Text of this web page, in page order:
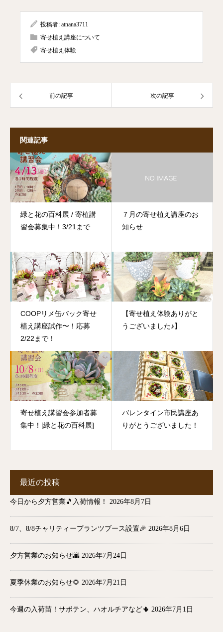
投稿者: atnana3711
寄せ植え講座について
寄せ植え体験
前の記事 次の記事
関連記事
緑と花の百科展 / 寄植講
習会募集中！3/21まで
７月の寄せ植え講座のお
知らせ
COOPリメ缶バック寄せ
植え講座試作〜！応募
2/22まで！
【寄せ植え体験ありがと
うございました♪】
寄せ植え講習会参加者募
集中！[緑と花の百科展]
バレンタイン市民講座あ
りがとうございました！
最近の投稿
今日から夕方営業🎵入荷情報！ 2026年8月7日
8/7、8/8チャリティープランツブース設置🎉 2026年8月6日
夕方営業のお知らせ🌆 2026年7月24日
夏季休業のお知らせ🌻 2026年7月21日
今週の入荷苗！サボテン、ハオルチアなど🌵 2026年7月1日